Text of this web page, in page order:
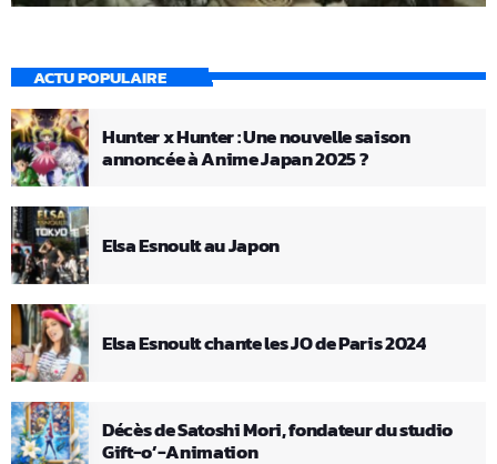
ACTU POPULAIRE
Hunter x Hunter : Une nouvelle saison
annoncée à Anime Japan 2025 ?
Elsa Esnoult au Japon
Elsa Esnoult chante les JO de Paris 2024
Décès de Satoshi Mori, fondateur du studio
Gift-o’-Animation